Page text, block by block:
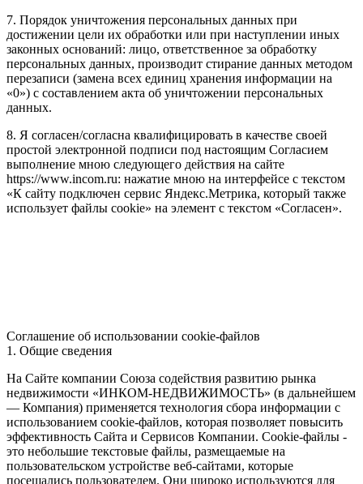
7. Порядок уничтожения персональных данных при
достижении цели их обработки или при наступлении иных
законных оснований: лицо, ответственное за обработку
персональных данных, производит стирание данных методом
перезаписи (замена всех единиц хранения информации на
«0») с составлением акта об уничтожении персональных
данных.
8. Я согласен/согласна квалифицировать в качестве своей
простой электронной подписи под настоящим Согласием
выполнение мною следующего действия на сайте
https://www.incom.ru: нажатие мною на интерфейсе с текстом
«К сайту подключен сервис Яндекс.Метрика, который также
использует файлы cookie» на элемент с текстом «Согласен».
Соглашение об использовании cookie-файлов
1. Общие сведения
На Сайте компании Союза содействия развитию рынка
недвижимости «ИНКОМ-НЕДВИЖИМОСТЬ» (в дальнейшем
— Компания) применяется технология сбора информации с
использованием cookie-файлов, которая позволяет повысить
эффективность Сайта и Сервисов Компании. Сookie-файлы -
это небольшие текстовые файлы, размещаемые на
пользовательском устройстве веб-сайтами, которые
посещались пользователем. Они широко используются для